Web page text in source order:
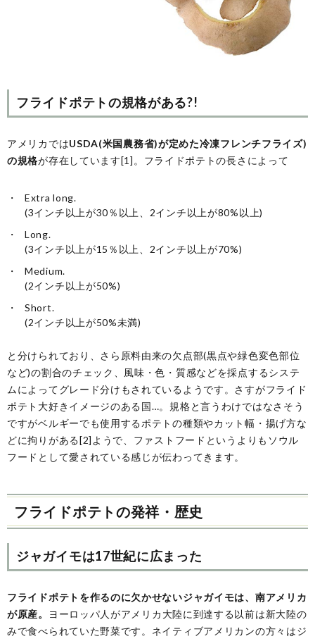
フライドポテトの規格がある?!
アメリカではUSDA(米国農務省)が定めた冷凍フレンチフライズ)
の規格が存在しています[1]。フライドポテトの長さによって
Extra long.
(3インチ以上が30％以上、2インチ以上が80%以上)
Long.
(3インチ以上が15％以上、2インチ以上が70%)
Medium.
(2インチ以上が50%)
Short.
(2インチ以上が50%未満)
と分けられており、さら原料由来の欠点部(黒点や緑色変色部位
など)の割合のチェック、風味・色・質感などを採点するシステ
ムによってグレード分けもされているようです。さすがフライド
ポテト大好きイメージのある国…。規格と言うわけではなさそう
ですがベルギーでも使用するポテトの種類やカット幅・揚げ方な
どに拘りがある[2]ようで、ファストフードというよりもソウル
フードとして愛されている感じが伝わってきます。
フライドポテトの発祥・歴史
ジャガイモは17世紀に広まった
フライドポテトを作るのに欠かせないジャガイモは、南アメリカ
が原産。
ヨーロッパ人がアメリカ大陸に到達する以前は新大陸の
みで食べられていた野菜です。ネイティブアメリカンの方々はジ